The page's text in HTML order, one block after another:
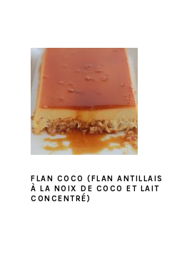
FLAN COCO (FLAN ANTILLAIS
À LA NOIX DE COCO ET LAIT
CONCENTRÉ)